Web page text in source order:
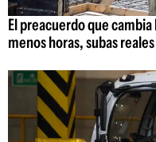
El preacuerdo que
menos horas, subas